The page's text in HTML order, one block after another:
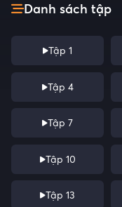
đình Tuazon trong cái chết
Danh sách tập
Tập 1
Tập 4
Tập 7
Tập 10
Tập 13